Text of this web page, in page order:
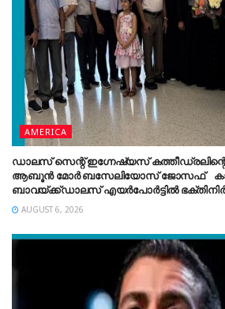
AMERICA
ഡാലസ് സെന്റ് ഇഗ്നേഷ്യസ്
ആബൂൻ മോർ ബസേലിയോസ് ജോസഫ്
ബാവയ്ക്ക്ഡാലസ് എയർപോർട്ടിൽ
നൽകി.
AUGUST 6, 2026